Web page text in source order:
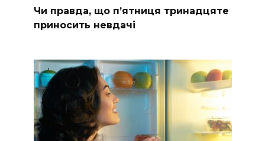
Чи правда, що п’ятниця тринадцяте
приносить невдачі